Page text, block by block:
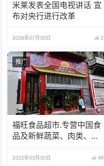
米莱发表全国电视讲话 宣
布对央行进行改革
2026年07月30日 2
推广
福旺食品超市.专营中国食
品及新鲜蔬菜、肉类、
2022年03月30日 49